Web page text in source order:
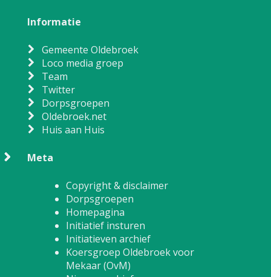
Informatie
Gemeente Oldebroek
Loco media groep
Team
Twitter
Dorpsgroepen
Oldebroek.net
Huis aan Huis
Meta
Copyright & disclaimer
Dorpsgroepen
Homepagina
Initiatief insturen
Initiatieven archief
Koersgroep Oldebroek voor
Mekaar (OvM)